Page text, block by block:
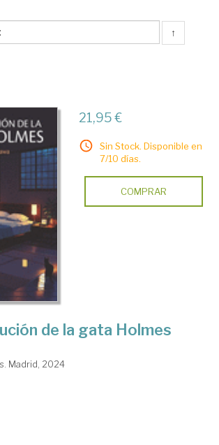
↑
21,95 €
Sin Stock. Disponible en
7/10 días.
COMPRAR
de la gata Holmes
Madrid, 2024